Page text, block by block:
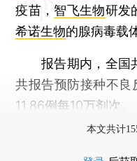
疫苗， 智飞生物研发
希诺生物的腺病毒载
报告期内，全国共
共报告预防接种不
11.86例每10万剂次。
本文共计